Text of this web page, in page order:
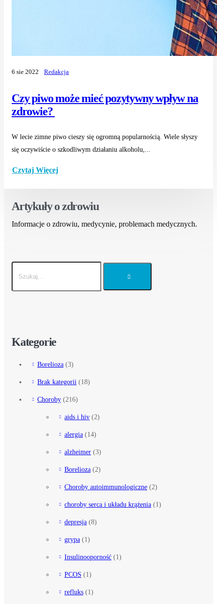
Czy piwo może mieć pozytywny wpływ na
zdrowie?
6 sie 2022 Redakcja
W lecie zimne piwo cieszy się ogromną popularnością. Wiele słyszy
się oczywiście o szkodliwym działaniu alkoholu,...
Czytaj Więcej
Artykuły o zdrowiu
Informacje o zdrowiu, medycynie, problemach medycznych.
Kategorie
Borelioza (3)
Brak kategorii (18)
Choroby (216)
aids i hiv (2)
alergia (14)
alzheimer (3)
Borelioza (2)
Choroby autoimmunologiczne (2)
choroby serca i układu krążenia (1)
depresja (8)
grypa (1)
Insulinooporność (1)
PCOS (1)
refluks (1)